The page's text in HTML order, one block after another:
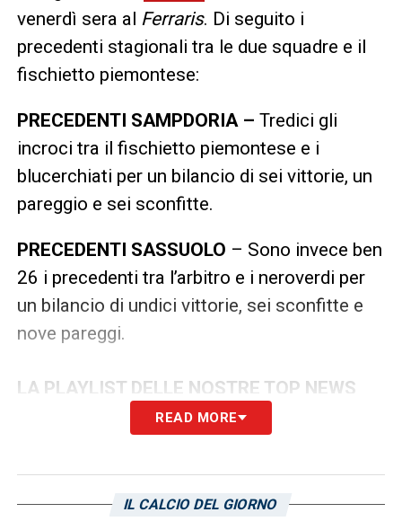
venerdì sera al Ferraris. Di seguito i
precedenti stagionali tra le due squadre e il
fischietto piemontese:
PRECEDENTI SAMPDORIA – Tredici gli
incroci tra il fischietto piemontese e i
blucerchiati per un bilancio di sei vittorie, un
pareggio e sei sconfitte.
PRECEDENTI SASSUOLO – Sono invece ben
26 i precedenti tra l’arbitro e i neroverdi per
un bilancio di undici vittorie, sei sconfitte e
nove pareggi.
LA PLAYLIST DELLE NOSTRE TOP NEWS
READ MORE
IL CALCIO DEL GIORNO